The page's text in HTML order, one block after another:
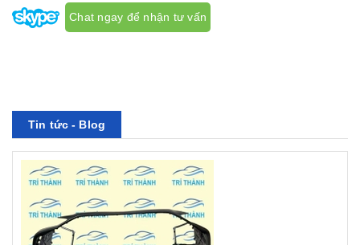
Chat ngay để nhận tư vấn
Tin tức - Blog